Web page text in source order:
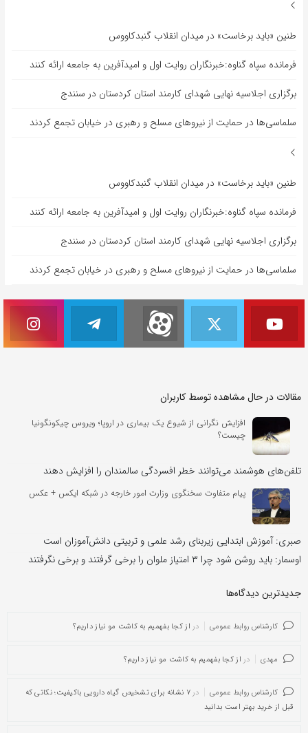
طنین «باید برخاست» در میدان انقلاب گنبدکاووس
فرمانده سپاه گناوه:خبرنگاران روایت اول و امیدآفرین به جامعه ارائه کنند
برگزاری اجلاسیه نهایی شهدای کارمند استان کردستان در سنندج
سلماسی‌ها در حمایت از نیروهای مسلح و رهبری در خیابان تجمع کردند
طنین «باید برخاست» در میدان انقلاب گنبدکاووس
فرمانده سپاه گناوه:خبرنگاران روایت اول و امیدآفرین به جامعه ارائه کنند
برگزاری اجلاسیه نهایی شهدای کارمند استان کردستان در سنندج
سلماسی‌ها در حمایت از نیروهای مسلح و رهبری در خیابان تجمع کردند
مقالات در حال مشاهده توسط کاربران
افزایش نگرانی از شیوع یک بیماری در اروپا؛ ویروس چیکونگونیا
چیست؟
تلفن‌های هوشمند می‌توانند خطر افسردگی سالمندان را افزایش دهند
پیام متفاوت سخنگوی وزارت امور خارجه در شبکه ایکس + عکس
صبری: آموزش ابتدایی زیربنای رشد علمی و تربیتی دانش‌آموزان است
اوسمار: باید روشن شود چرا ۳ امتیاز ملوان را برخی گرفتند و برخی نگرفتند
جدیدترین دیدگاه‌‌ها
کارشناس روابط عمومی در از کجا بفهمیم به کاشت مو نیاز داریم؟
مهدی در از کجا بفهمیم به کاشت مو نیاز داریم؟
کارشناس روابط عمومی در
۷ نشانه برای تشخیص گیاه دارویی باکیفیت؛ نکاتی که
قبل از خرید بهتر است بدانید